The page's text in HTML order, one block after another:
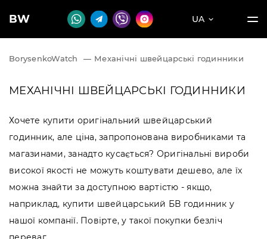
BW UA
BorysenkoWatch — Механічні швейцарські годинники
МЕХАНІЧНІ ШВЕЙЦАРСЬКІ ГОДИННИКИ
Хочете купити оригінальний швейцарський
годинник, але ціна, запропонована виробниками та
магазинами, занадто кусається? Оригінальні вироби
високої якості не можуть коштувати дешево, але їх
можна знайти за доступною вартістю - якщо,
наприклад, купити швейцарський БВ годинник у
нашої компанії. Повірте, у такої покупки безліч